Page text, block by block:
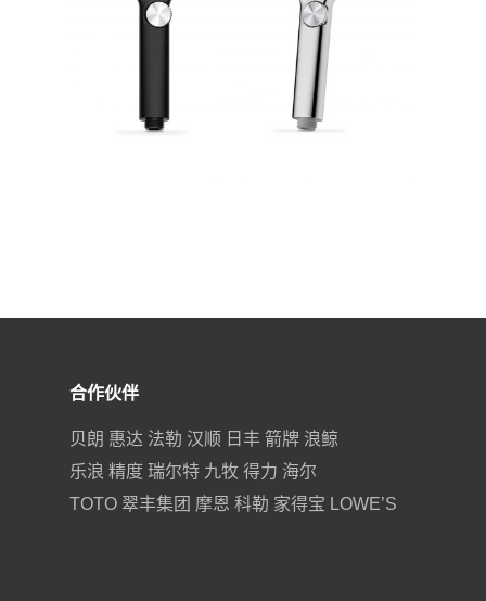
合作伙伴
贝朗 惠达 法勒 汉顺 日丰 箭牌 浪鲸
乐浪 精度 瑞尔特 九牧 得力 海尔
TOTO 翠丰集团 摩恩 科勒 家得宝 LOWE’S